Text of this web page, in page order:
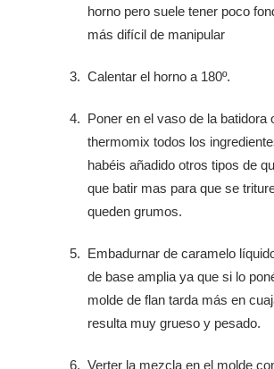
horno pero suele tener poco
más difícil de manipular
Calentar el horno a 180º.
Poner en el vaso de la batidora
thermomix todos los
habéis añadido otros tipos de
que batir mas para que se
queden grumos.
Embadurnar de caramelo
de base amplia ya que si lo
molde de flan tarda más en
resulta muy grueso y pesado.
Verter la mezcla en el molde